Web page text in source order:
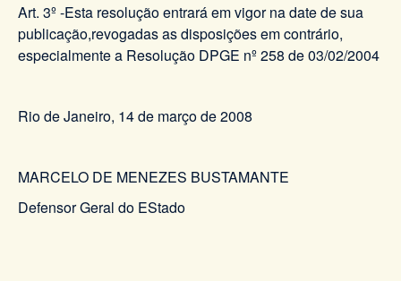
Art. 3º -Esta resolução entrará em vigor na date de sua
publicação,revogadas as disposições em contrário,
especialmente a Resolução DPGE nº 258 de 03/02/2004
Rio de Janeiro, 14 de março de 2008
MARCELO DE MENEZES BUSTAMANTE
Defensor Geral do EStado